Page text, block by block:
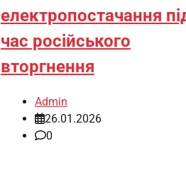
електропостачання
час російського
вторгнення
Admin
26.01.2026
0